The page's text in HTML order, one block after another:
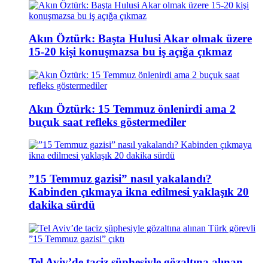
Akın Öztürk: Başta Hulusi Akar olmak üzere
15-20 kişi konuşmazsa bu iş açığa çıkmaz
Akın Öztürk: 15 Temmuz önlenirdi ama 2
buçuk saat refleks göstermediler
”15 Temmuz gazisi” nasıl yakalandı?
Kabinden çıkmaya ikna edilmesi yaklaşık 20
dakika sürdü